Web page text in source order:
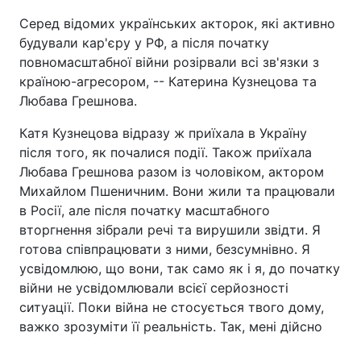
Серед відомих українських акторок, які активно
будували кар'єру у РФ, а після початку
повномасштабної війни розірвали всі зв'язки з
країною-агресором, -- Катерина Кузнецова та
Любава Грешнова.
Катя Кузнецова відразу ж приїхала в Україну
після того, як почалися події. Також приїхала
Любава Грешнова разом із чоловіком, актором
Михайлом Пшеничним. Вони жили та працювали
в Росії, але після початку масштабного
вторгнення зібрали речі та вирушили звідти. Я
готова співпрацювати з ними, безсумнівно. Я
усвідомлюю, що вони, так само як і я, до початку
війни не усвідомлювали всієї серйозності
ситуації. Поки війна не стосується твого дому,
важко зрозуміти її реальність. Так, мені дійсно